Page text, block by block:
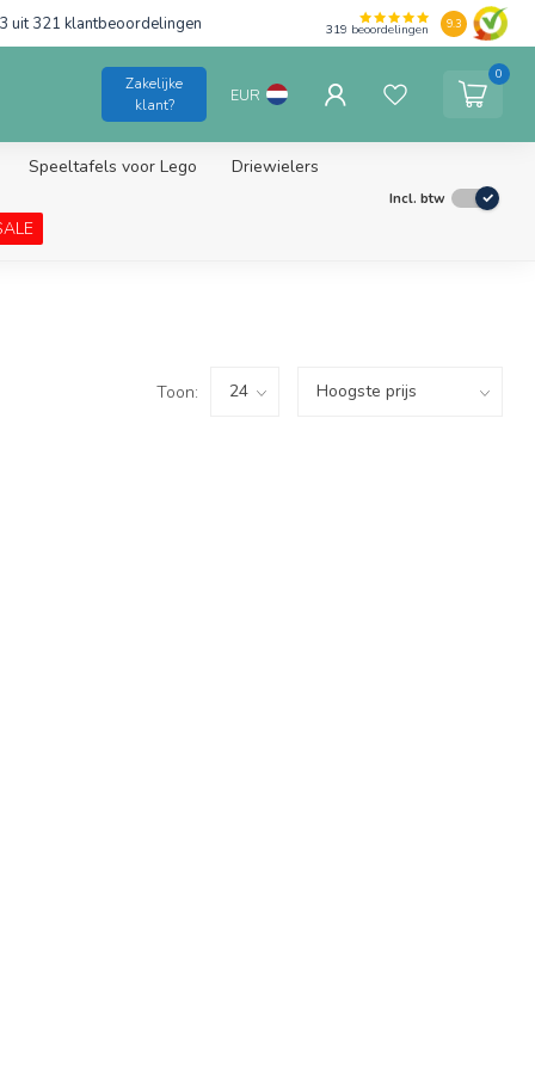
uit 321 klantbeoordelingen 319 beoordelingen 9.3
Zakelijke
klant?
EUR
0
Speeltafels voor Lego Driewielers
Incl. btw
Toon: